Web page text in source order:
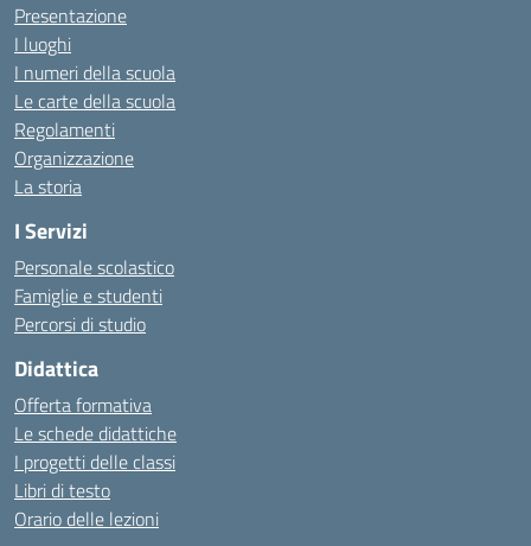
Presentazione
I luoghi
I numeri della scuola
Le carte della scuola
Regolamenti
Organizzazione
La storia
I Servizi
Personale scolastico
Famiglie e studenti
Percorsi di studio
Didattica
Offerta formativa
Le schede didattiche
I progetti delle classi
Libri di testo
Orario delle lezioni